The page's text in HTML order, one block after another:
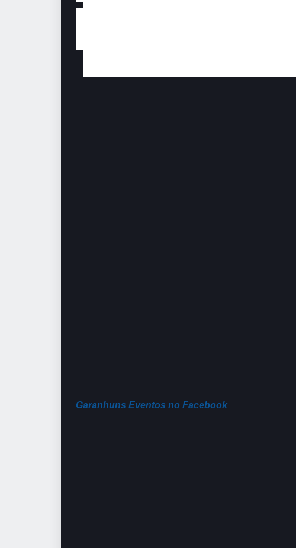
Garanhuns Eventos no Facebook